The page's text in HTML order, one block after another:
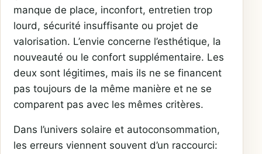
manque de place, inconfort, entretien trop
lourd, sécurité insuffisante ou projet de
valorisation. L’envie concerne l’esthétique, la
nouveauté ou le confort supplémentaire. Les
deux sont légitimes, mais ils ne se financent
pas toujours de la même manière et ne se
comparent pas avec les mêmes critères.
Dans l’univers solaire et autoconsommation,
les erreurs viennent souvent d’un raccourci: